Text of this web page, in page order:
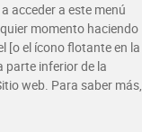
acceder a este menú
momento haciendo
[o el ícono flotante en la
parte inferior de la
web. Para saber más,